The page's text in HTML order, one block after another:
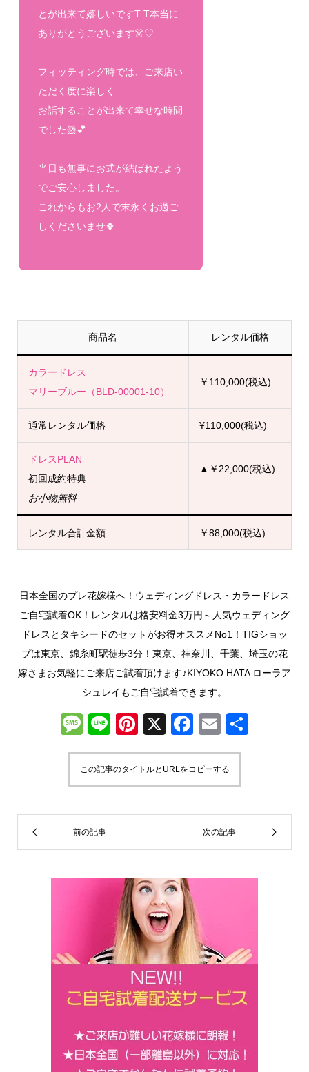
とが出来て嬉しいですT T本当に
ありがとうございます👗♡
フィッティング時では、ご来店い
ただく度に楽しく
お話することが出来て幸せな時間
でした🐹💕
当日も無事にお式が結ばれたよう
でご安心しました。
これからもお2人で末永くお過ご
しくださいませ🍀
商品名 レンタル価格
カラードレス
マリーブルー（BLD-00001-10）
￥110,000(税込)
通常レンタル価格 ¥110,000(税込)
ドレスPLAN
初回成約特典
お小物無料
▲￥22,000(税込)
レンタル合計金額 ￥88,000(税込)
日本全国のプレ花嫁様へ！ウェディングドレス・カラードレス
ご自宅試着OK！レンタルは格安料金3万円～人気ウェディング
ドレスとタキシードのセットがお得オススメNo1！TIGショッ
プは東京、錦糸町駅徒歩3分！東京、神奈川、千葉、埼玉の花
嫁さまお気軽にご来店ご試着頂けます♪KIYOKO HATA ローラア
シュレイもご自宅試着できます。
M
e
ss
a
g
e
Li
n
e
Pi
nt
er
e
st
X
F
a
c
e
b
o
o
k
E
m
ail
この記事のタイトルとURLをコピーする